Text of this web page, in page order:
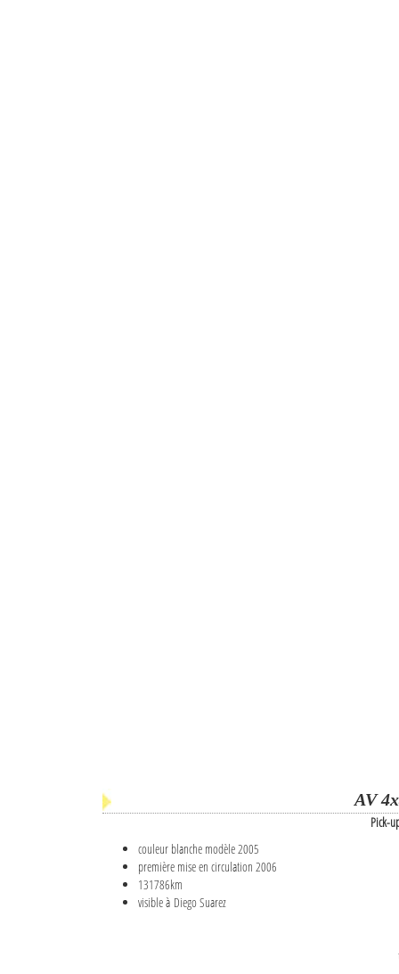
AV
Pick-
couleur blanche modèle 2005
première mise en circulation 2006
131786km
visible à Diego Suarez